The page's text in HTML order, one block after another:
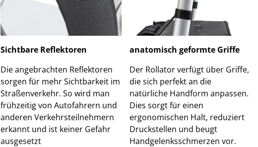
Sichtbare Reflektoren
Die angebrachten Reflektoren
sorgen für mehr Sichtbarkeit im
Straßenverkehr. So wird man
frühzeitig von Autofahrern und
anderen Verkehrsteilnehmern
erkannt und ist keiner Gefahr
ausgesetzt
anatomisch geformte Griffe
Der Rollator verfügt über Griffe,
die sich perfekt an die
natürliche Handform anpassen.
Dies sorgt für einen
ergonomischen Halt, reduziert
Druckstellen und beugt
Handgelenksschmerzen vor.